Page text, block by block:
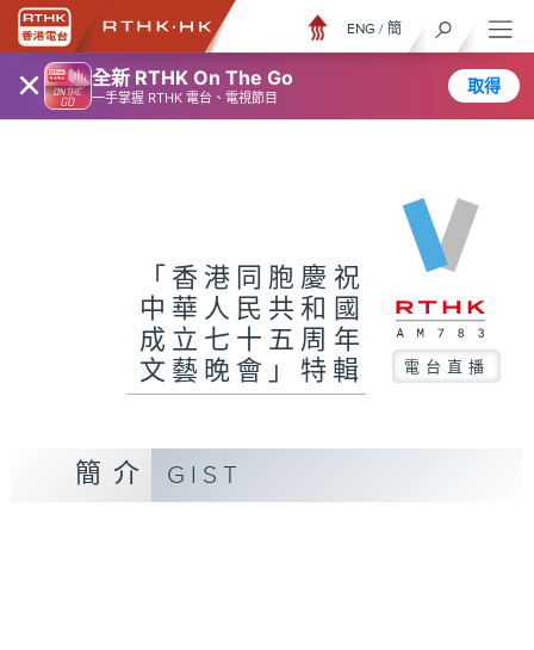
× 全新 RTHK On The Go
一手掌握 RTHK 電台、電視節目
取得
ENG / 簡
「香港同胞慶祝
中華人民共和國
成立七十五周年
文藝晚會」特輯
電台直播
簡介 GIST